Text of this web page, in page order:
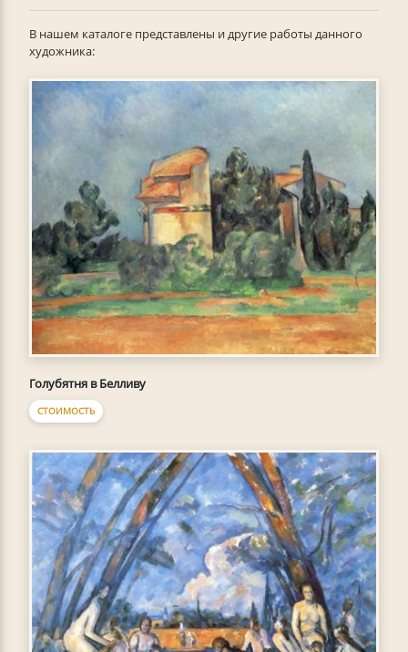
В нашем каталоге представлены и другие работы данного
художника:
Голубятня в Белливу
СТОИМОСТЬ